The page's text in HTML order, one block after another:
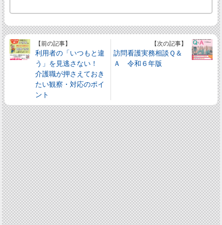
【前の記事】
利用者の「いつもと違
う」を見逃さない！
介護職が押さえておき
たい観察・対応のポイ
ント
【次の記事】
訪問看護実務相談Ｑ＆
Ａ 令和６年版